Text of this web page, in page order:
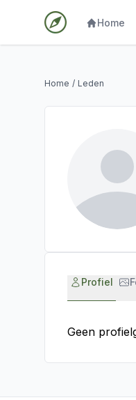
Home
Home / Leden
Profiel
Geen